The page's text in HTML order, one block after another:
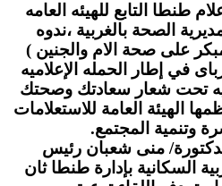
التابع للهيئه العامه
الصحة بالغربية ،ندوه
على صحة الام والجنين )
في إطار الحمله الإعلاميه
تحت شعار سعادتك وصحتك
الهيئة العامة للاستعلامات
وتنمية المجتمع.
منى شعبان رئيس
السكانية بإدارة طنطا ثان